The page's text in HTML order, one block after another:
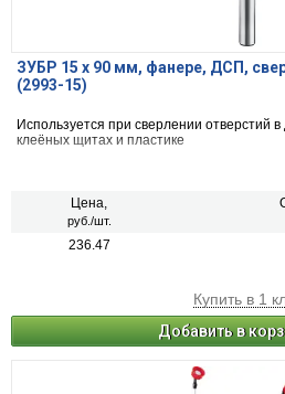
ЗУБР 15 x 90 мм, фанере, ДСП,
(2993-15)
Используется при сверлении отверстий
клеёных щитах и пластике
Цена,
руб./шт.
236.47
Купить в 1
Добавить в